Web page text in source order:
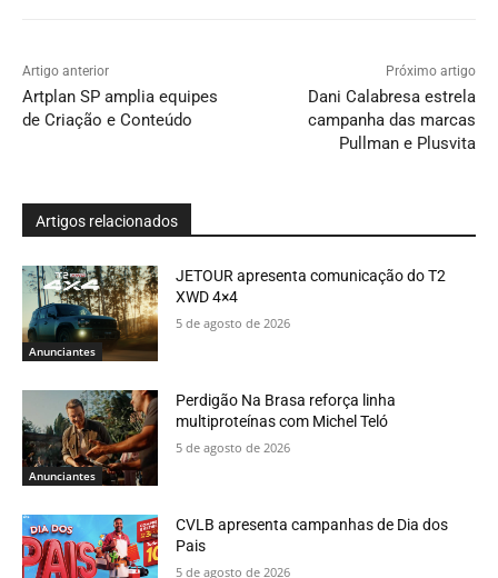
Artigo anterior
Artplan SP amplia equipes
de Criação e Conteúdo
Próximo artigo
Dani Calabresa estrela
campanha das marcas
Pullman e Plusvita
Artigos relacionados
Anunciantes
JETOUR apresenta comunicação do T2
XWD 4×4
5 de agosto de 2026
Anunciantes
Perdigão Na Brasa reforça linha
multiproteínas com Michel Teló
5 de agosto de 2026
CVLB apresenta campanhas de Dia dos
Pais
5 de agosto de 2026